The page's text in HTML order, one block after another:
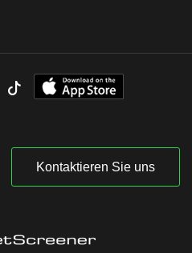
Kontaktieren Sie uns